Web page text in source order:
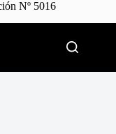
Nº 5016